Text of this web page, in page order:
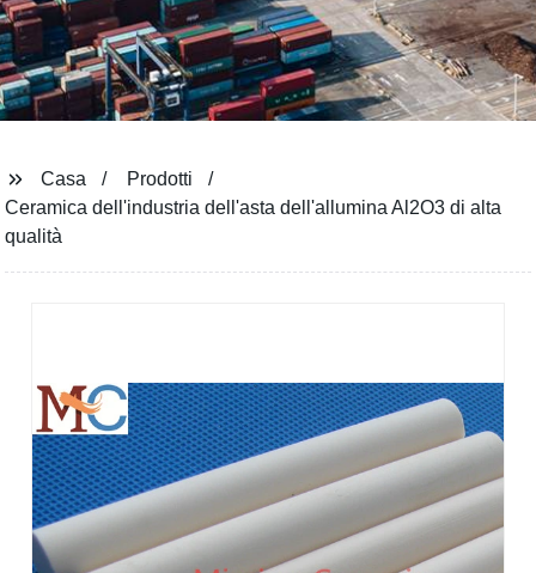
Casa
Prodotti
Ceramica dell'industria dell'asta dell'allumina Al2O3 di alta
qualità